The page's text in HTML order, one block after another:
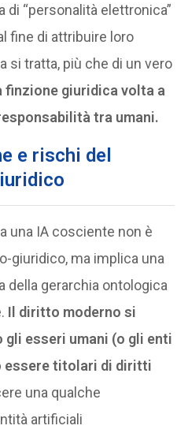
“personalità elettronica”
fine di attribuire loro
si tratta, più che di un vero
finzione giuridica volta a
tra umani.
e rischi del
una IA cosciente non è
giuridico, ma implica una
gerarchia ontologica
Il diritto moderno si
gli esseri umani (o gli enti
essere titolari di diritti
una qualche
artificiali